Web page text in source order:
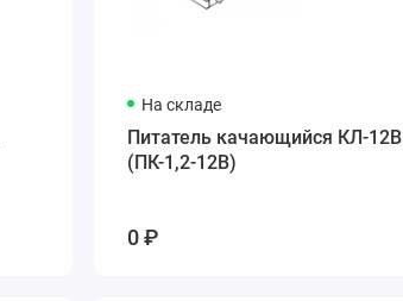
На складе
Питатель качающийся КЛ-12В
(ПК-1,2-12В)
0 ₽